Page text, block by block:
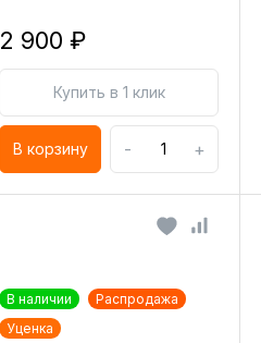
2 900 ₽
Купить в 1 клик
В корзину - +
В наличии
Распродажа
Уценка